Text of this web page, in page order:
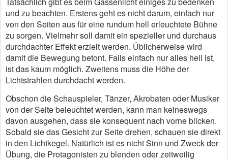
und zu beachten. Erstens geht es nicht darum, einfach nur
von den Seiten aus für eine rundum hell erleuchtete Bühne
zu sorgen. Vielmehr soll damit ein spezieller und durchaus
durchdachter Effekt erzielt werden. Üblicherweise wird
damit die Bewegung betont. Falls einfach nur alles hell ist,
ist das kaum möglich. Zweitens muss die Höhe der
Lichtstrahlen durchdacht werden.
Obschon die Schauspieler, Tänzer, Akrobaten oder Musiker
von der Seite beleuchtet werden, kann man keineswegs
davon ausgehen, dass sie konsequent nach vorne blicken.
Sobald sie das Gesicht zur Seite drehen, schauen sie direkt
in den Lichtkegel. Natürlich ist es nicht Sinn und Zweck der
Übung, die Protagonisten zu blenden oder zeitweilig